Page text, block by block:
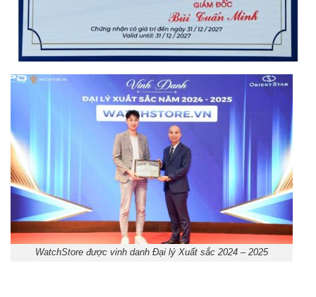
WatchStore được vinh danh Đại lý Xuất sắc 2024 – 2025